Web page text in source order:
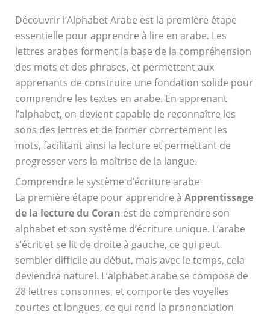
Découvrir l’Alphabet Arabe est la première étape
essentielle pour apprendre à lire en arabe. Les
lettres arabes forment la base de la compréhension
des mots et des phrases, et permettent aux
apprenants de construire une fondation solide pour
comprendre les textes en arabe. En apprenant
l’alphabet, on devient capable de reconnaître les
sons des lettres et de former correctement les
mots, facilitant ainsi la lecture et permettant de
progresser vers la maîtrise de la langue.
Comprendre le système d’écriture arabe
La première étape pour apprendre à Apprentissage
de la lecture du Coran est de comprendre son
alphabet et son système d’écriture unique. L’arabe
s’écrit et se lit de droite à gauche, ce qui peut
sembler difficile au début, mais avec le temps, cela
deviendra naturel. L’alphabet arabe se compose de
28 lettres consonnes, et comporte des voyelles
courtes et longues, ce qui rend la prononciation